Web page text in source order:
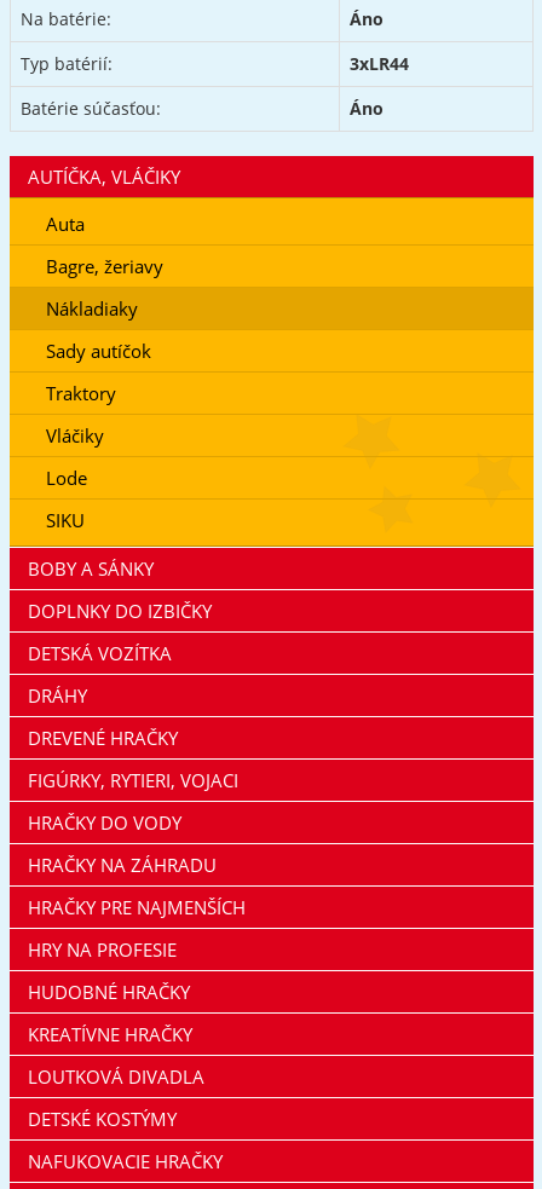
Na batérie:
Áno
Typ batérií:
3xLR44
Batérie súčasťou:
Áno
AUTÍČKA, VLÁČIKY
Auta
Bagre, žeriavy
Nákladiaky
Sady autíčok
Traktory
Vláčiky
Lode
SIKU
BOBY A SÁNKY
DOPLNKY DO IZBIČKY
DETSKÁ VOZÍTKA
DRÁHY
DREVENÉ HRAČKY
FIGÚRKY, RYTIERI, VOJACI
HRAČKY DO VODY
HRAČKY NA ZÁHRADU
HRAČKY PRE NAJMENŠÍCH
HRY NA PROFESIE
HUDOBNÉ HRAČKY
KREATÍVNE HRAČKY
LOUTKOVÁ DIVADLA
DETSKÉ KOSTÝMY
NAFUKOVACIE HRAČKY